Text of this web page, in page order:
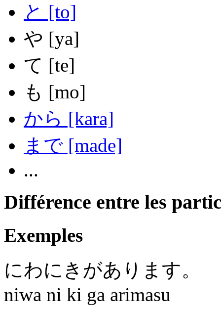
と [to]
や [ya]
て [te]
も [mo]
から [kara]
まで [made]
...
Différence entre les
Exemples
にわにき があります。
niwa ni ki ga arimasu